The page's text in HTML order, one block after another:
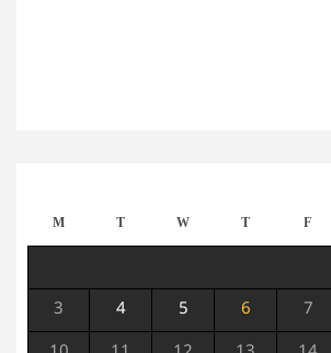
M T W T F
3 4 5 6 7